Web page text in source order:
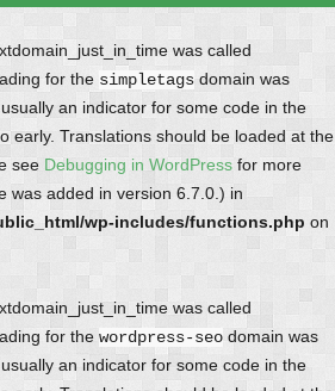
was called
for the simpletags domain was
an indicator for some code in the
early. Translations should be loaded at the
see Debugging in WordPress for more
was added in version 6.7.0.) in
wp-includes/functions.php on
was called
for the wordpress-seo domain was
an indicator for some code in the